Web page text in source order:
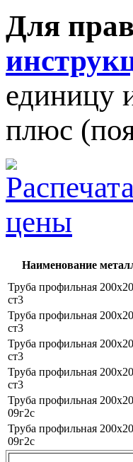
Для
единицу
плюс
Наименование
Труба профильная
ст3
Труба профильная
ст3
Труба профильная
ст3
Труба профильная
ст3
Труба профильная
09г2с
Труба профильная
09г2с